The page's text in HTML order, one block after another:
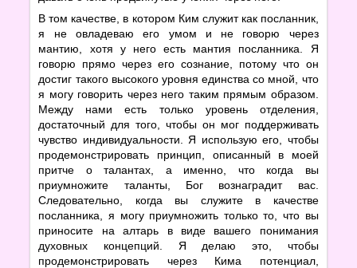
В том качестве, в котором Ким служит как посланник,
я не овладеваю его умом и не говорю через
мантию, хотя у него есть мантия посланника. Я
говорю прямо через его сознание, потому что он
достиг такого высокого уровня единства со мной, что
я могу говорить через него таким прямым образом.
Между нами есть только уровень отделения,
достаточный для того, чтобы он мог поддерживать
чувство индивидуальности. Я использую его, чтобы
продемонстрировать принцип, описанный в моей
притче о талантах, а именно, что когда вы
приумножите таланты, Бог вознаградит вас.
Следовательно, когда вы служите в качестве
посланника, я могу приумножить только то, что вы
приносите на алтарь в виде вашего понимания
духовных концепций. Я делаю это, чтобы
продемонстрировать через Кима потенциал,